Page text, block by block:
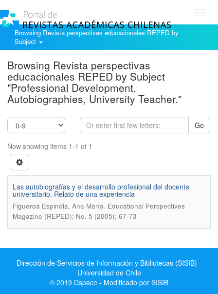
Browsing Revista perspectivas educacionales REPED by
Subject
Browsing Revista perspectivas
educacionales REPED by Subject
"Professional Development,
Autobiographies, University Teacher."
Go
Now showing items 1-1 of 1
Las autobiografías y el desarrollo profesional del docente
universitario. Relato de una experiencia
Figueroa Espinóla, Ana María. Educational Perspectives
Magazine (REPED); No. 5 (2005); 67-73
Dirección de Servicios de Información y Bibliotecas (SISIB) -
Universidad de Chile
© 2019 Dspace - Modificado por SISIB